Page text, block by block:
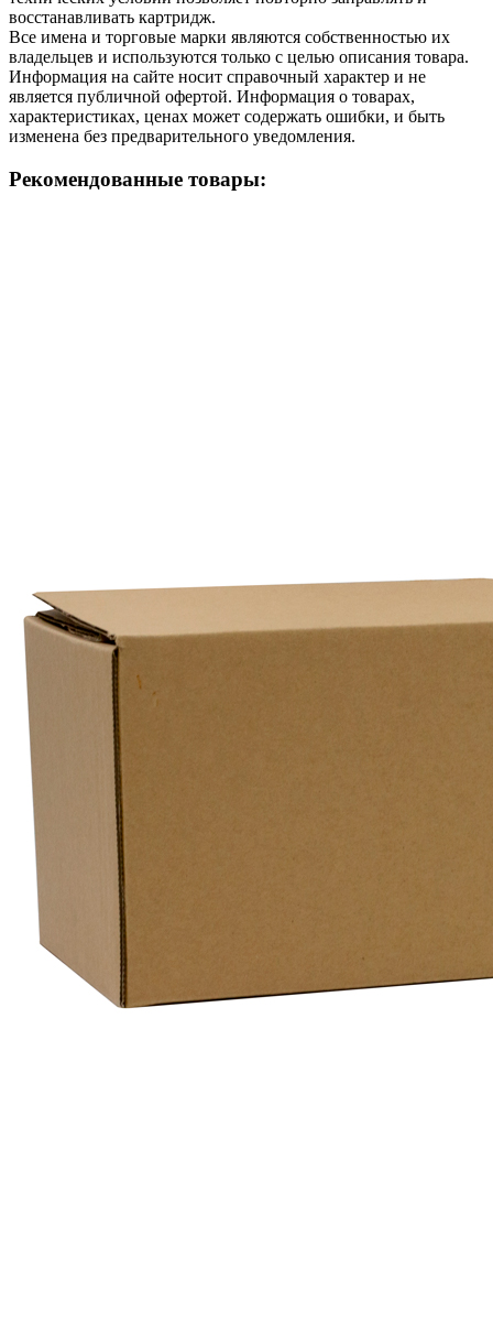
восстанавливать картридж.
Все имена и торговые марки являются собственностью их
владельцев и используются только с целью описания товара.
Информация на сайте носит справочный характер и не
является публичной офертой. Информация о товарах,
характеристиках, ценах может содержать ошибки, и быть
изменена без предварительного уведомления.
Рекомендованные товары: